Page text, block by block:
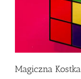
Magiczna Kostka